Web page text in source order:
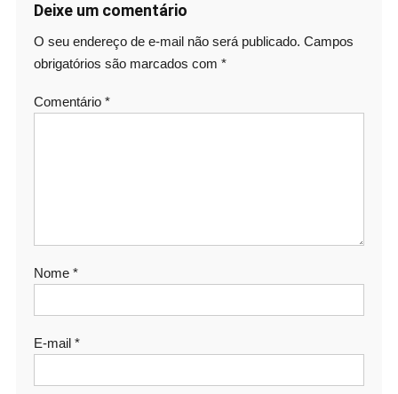
Deixe um comentário
O seu endereço de e-mail não será publicado. Campos
obrigatórios são marcados com *
Comentário *
Nome *
E-mail *